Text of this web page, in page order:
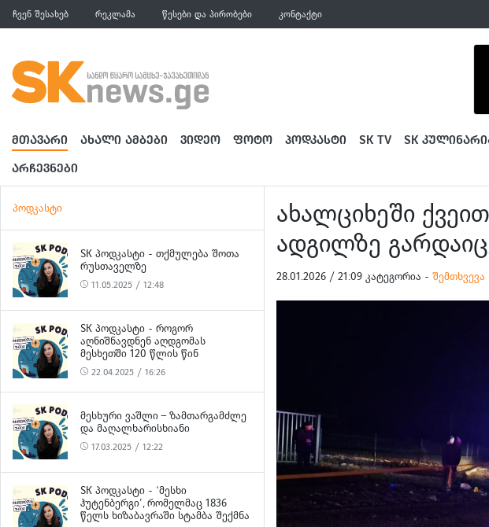
ჩვენ შესახებ რეკლამა წესები და პირობები კონტაქტი
ᲛᲗᲐᲕᲐᲠᲘ ᲐᲮᲐᲚᲘ ᲐᲛᲑᲔᲑᲘ ᲕᲘᲓᲔᲝ ᲤᲝᲢᲝ ᲞᲝᲓᲙᲐᲡᲢᲘ SK TV SK
ᲐᲠᲩᲔᲕᲜᲔᲑᲘ
პოდკასტი
SK ᲞᲝᲓᲙᲐᲡᲢᲘ - ᲗᲥᲛᲣᲚᲔᲑᲐ ᲨᲝᲗᲐ
ᲠᲣᲡᲗᲐᲕᲔᲚᲖᲔ
11.05.2025 / 12:48
SK ᲞᲝᲓᲙᲐᲡᲢᲘ - ᲠᲝᲒᲝᲠ
ᲐᲦᲜᲘᲨᲜᲐᲕᲓᲜᲔᲜ ᲐᲦᲓᲒᲝᲛᲐᲡ
ᲛᲔᲡᲮᲔᲗᲨᲘ 120 ᲬᲚᲘᲡ ᲬᲘᲜ
22.04.2025 / 16:26
ᲛᲔᲡᲮᲣᲠᲘ ᲕᲐᲨᲚᲘ – ᲖᲐᲛᲗᲐᲠᲒᲐᲛᲫᲚᲔ
ᲓᲐ ᲛᲐᲦᲐᲚᲮᲐᲠᲘᲡᲮᲘᲐᲜᲘ
17.03.2025 / 12:22
SK ᲞᲝᲓᲙᲐᲡᲢᲘ - ‘ᲛᲔᲡᲮᲘ
ᲰᲣᲢᲔᲜᲑᲔᲠᲒᲘ’, ᲠᲝᲛᲔᲚᲛᲐᲪ 1836
ᲬᲔᲚᲡ ᲮᲘᲖᲐᲑᲐᲕᲠᲐᲨᲘ ᲡᲢᲐᲛᲑᲐ ᲨᲔᲥᲛᲜᲐ
ახალციხეში
ადგილზე
28.01.2026 / 21:09 კატეგორია - შემთხვევა